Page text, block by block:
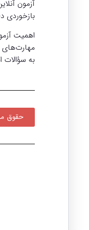
آزمون
بازخوردی
اهمیت
مهارت‌های
به
حقوق